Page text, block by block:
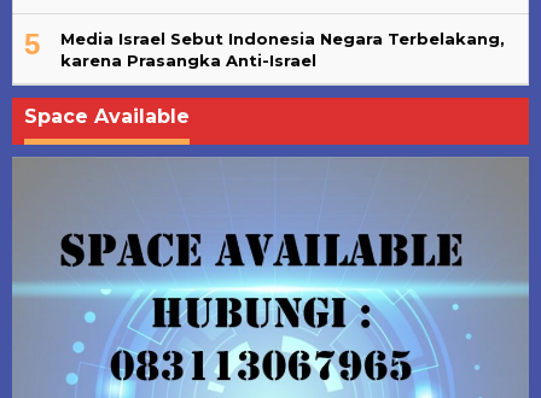
5
Media Israel Sebut Indonesia Negara Terbelakang,
karena Prasangka Anti-Israel
Space Available